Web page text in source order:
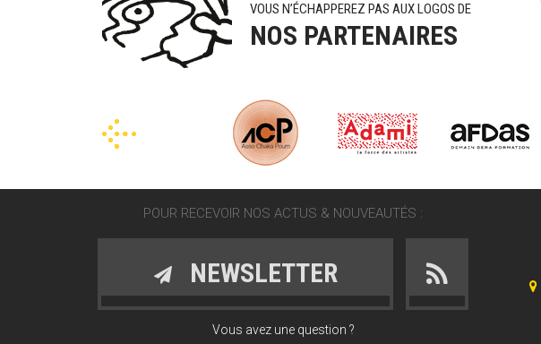
VOUS N’ÉCHAPPEREZ PAS AUX LOGOS DE
NOS PARTENAIRES
POUR RECEVOIR NOS ACTUS & NOUVEAUTÉS :
NEWSLETTER
Vous avez une question ?